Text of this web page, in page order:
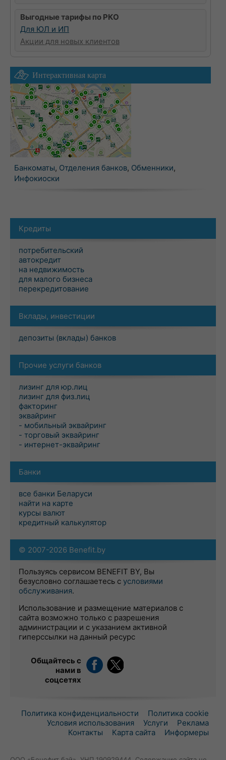
Выгодные тарифы по РКО
Для ЮЛ и ИП
Акции для новых клиентов
Интерактивная карта
Банкоматы, Отделения банков, Обменники,
Инфокиоски
Кредиты
потребительский
автокредит
на недвижимость
для малого бизнеса
перекредитование
Вклады, инвестиции
депозиты (вклады) банков
Прочие услуги банков
лизинг для юр.лиц
лизинг для физ.лиц
факторинг
эквайринг
- мобильный эквайринг
- торговый эквайринг
- интернет-эквайринг
Банки
все банки Беларуси
найти на карте
курсы валют
кредитный калькулятор
© 2007-2026 Benefit.by
Пользуясь сервисом BENEFIT BY, Вы
безусловно соглашаетесь с условиями
обслуживания.
Использование и размещение материалов с
сайта возможно только с разрешения
администрации и с указанием активной
гиперссылки на данный ресурс
Общайтесь с
нами в
соцсетях
Политика конфиденциальности
Политика cookie
Условия использования
Услуги
Реклама
Контакты
Карта сайта Информеры